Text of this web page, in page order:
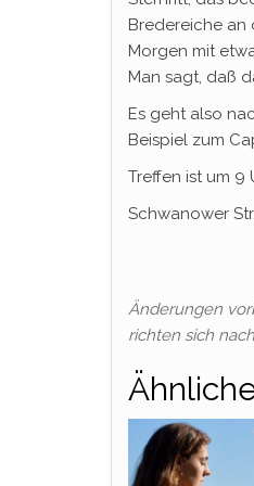
Bredereiche an
Morgen mit
Man sagt, daß
Es geht also
Beispiel zum
Treffen ist um 9
Schwanower
Änderungen
richten sich